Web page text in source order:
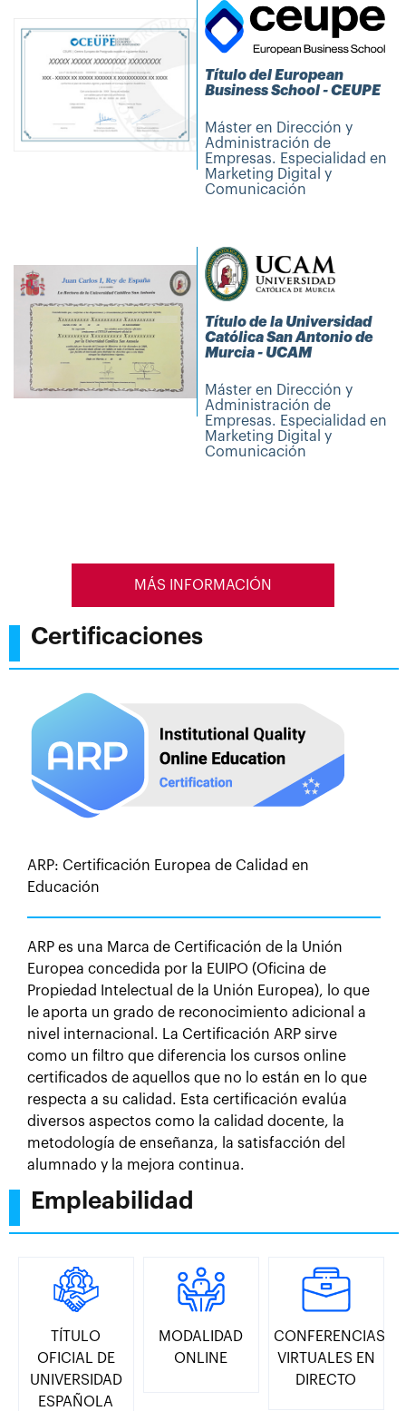
Título del European
Business School - CEUPE
Máster en Dirección y
Administración de
Empresas. Especialidad en
Marketing Digital y
Comunicación
Título de la Universidad
Católica San Antonio de
Murcia - UCAM
Máster en Dirección y
Administración de
Empresas. Especialidad en
Marketing Digital y
Comunicación
MÁS INFORMACIÓN
Certificaciones
ARP: Certificación Europea de Calidad en
Educación
ARP es una Marca de Certificación de la Unión
Europea concedida por la EUIPO (Oficina de
Propiedad Intelectual de la Unión Europea), lo que
le aporta un grado de reconocimiento adicional a
nivel internacional. La Certificación ARP sirve
como un filtro que diferencia los cursos online
certificados de aquellos que no lo están en lo que
respecta a su calidad. Esta certificación evalúa
diversos aspectos como la calidad docente, la
metodología de enseñanza, la satisfacción del
alumnado y la mejora continua.
Empleabilidad
TÍTULO
OFICIAL DE
UNIVERSIDAD
ESPAÑOLA
MODALIDAD
ONLINE
CONFERENCIAS
VIRTUALES EN
DIRECTO